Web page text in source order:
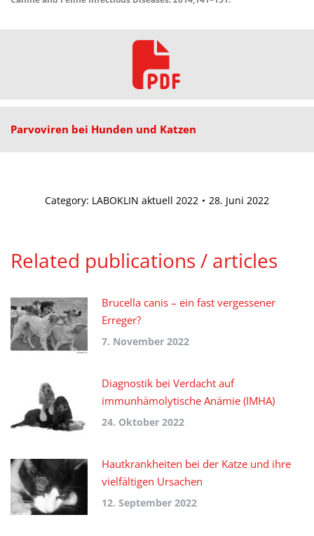
Parvoviren bei Hunden und Katzen
Category: LABOKLIN aktuell 2022 28. Juni 2022
Related publications / articles
Brucella canis – ein fast vergessener
Erreger?
7. November 2022
Diagnostik bei Verdacht auf
immunhämolytische Anämie (IMHA)
24. Oktober 2022
Hautkrankheiten bei der Katze und ihre
vielfältigen Ursachen
12. September 2022